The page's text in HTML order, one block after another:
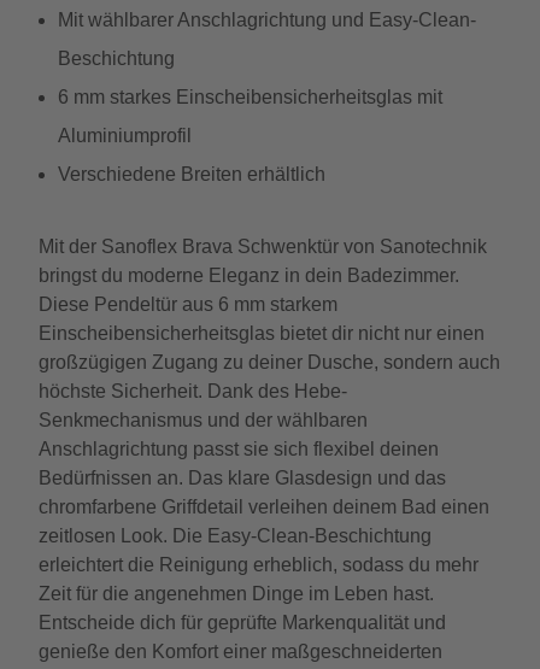
Mit wählbarer Anschlagrichtung und Easy-Clean-
Beschichtung
6 mm starkes Einscheibensicherheitsglas mit
Aluminiumprofil
Verschiedene Breiten erhältlich
Mit der Sanoflex Brava Schwenktür von Sanotechnik
bringst du moderne Eleganz in dein Badezimmer.
Diese Pendeltür aus 6 mm starkem
Einscheibensicherheitsglas bietet dir nicht nur einen
großzügigen Zugang zu deiner Dusche, sondern auch
höchste Sicherheit. Dank des Hebe-
Senkmechanismus und der wählbaren
Anschlagrichtung passt sie sich flexibel deinen
Bedürfnissen an. Das klare Glasdesign und das
chromfarbene Griffdetail verleihen deinem Bad einen
zeitlosen Look. Die Easy-Clean-Beschichtung
erleichtert die Reinigung erheblich, sodass du mehr
Zeit für die angenehmen Dinge im Leben hast.
Entscheide dich für geprüfte Markenqualität und
genieße den Komfort einer maßgeschneiderten